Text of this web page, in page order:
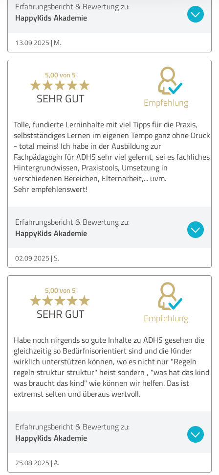
Erfahrungsbericht & Bewertung zu:
HappyKids Akademie
13.09.2025 M.
5,00 von 5
SEHR GUT Empfehlung
Tolle, fundierte Lerninhalte mit viel Tipps für die Praxis,
selbstständiges Lernen im eigenen Tempo ganz ohne Druck
- total meins! Ich habe in der Ausbildung zur
Fachpädagogin für ADHS sehr viel gelernt, sei es fachliches
Hintergrundwissen, Praxistools, Umsetzung in
verschiedenen Bereichen, Elternarbeit,... uvm.
Sehr empfehlenswert!
Erfahrungsbericht & Bewertung zu:
HappyKids Akademie
02.09.2025 S.
5,00 von 5
SEHR GUT Empfehlung
Habe noch nirgends so gute Inhalte zu ADHS gesehen die
gleichzeitig so Bedürfnisorientiert sind und die Kinder
wirklich unterstützen können, wo es nicht nur "Regeln
regeln struktur struktur" heist sondern , "was hat das kind
was braucht das kind" wie können wir helfen. Das ist
extremst selten und überaus wertvoll.
Erfahrungsbericht & Bewertung zu:
HappyKids Akademie
25.08.2025 A.